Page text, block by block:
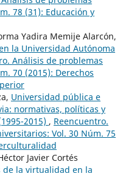
78 (31): Educación y
Yadira Memije Alarcón,
la Universidad Autónoma
Análisis de problemas
70 (2015): Derechos
Universidad pública e
normativas, políticas y
2015) , Reencuentro.
Vol. 30 Núm. 75
Javier Cortés
de la virtualidad en la